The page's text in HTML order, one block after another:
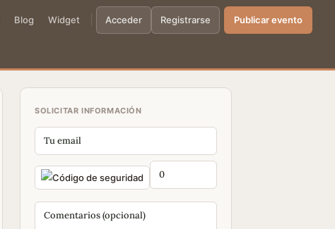
Blog Widget Acceder Registrarse Publicar evento
SOLICITAR INFORMACIÓN